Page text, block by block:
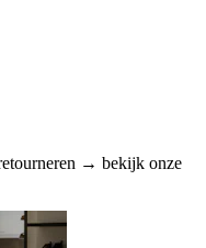
→ bekijk onze